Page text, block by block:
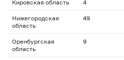
Кировская область 4
Нижегородская
область
49
Оренбургская
область
9